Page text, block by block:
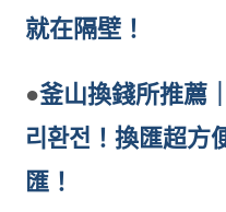
就在隔壁！
●釜山換錢所推薦
리환전！換匯超方
匯！